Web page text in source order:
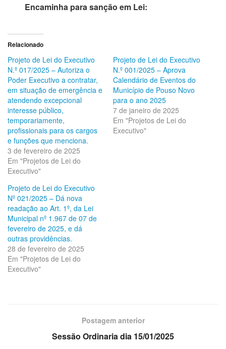
Encaminha para sanção em Lei:
Relacionado
Projeto de Lei do Executivo
N.º 017/2025 – Autoriza o
Poder Executivo a contratar,
em situação de emergência e
atendendo excepcional
interesse público,
temporariamente,
profissionais para os cargos
e funções que menciona.
3 de fevereiro de 2025
Em "Projetos de Lei do
Executivo"
Projeto de Lei do Executivo
N.º 001/2025 – Aprova
Calendário de Eventos do
Município de Pouso Novo
para o ano 2025
7 de janeiro de 2025
Em "Projetos de Lei do
Executivo"
Projeto de Lei do Executivo
Nº 021/2025 – Dá nova
readação ao Art. 1º, da Lei
Municipal nº 1.967 de 07 de
fevereiro de 2025, e dá
outras providências.
28 de fevereiro de 2025
Em "Projetos de Lei do
Executivo"
Postagem anterior
Sessão Ordinaria dia 15/01/2025